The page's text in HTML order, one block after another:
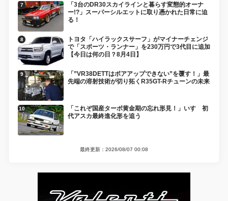
「3台のDR30スカイラインと暮らす変態的オーナ
ー!?」スーパーシルエットに取り憑かれた日常に迫
る！
トヨタ「ハイラックスサーフ」がマイナーチェンジ
で「スポーツ・ランナー」を230万円で3代目に追加
【今日は何の日？8月4日】
「”VR38DETTはボアアップできない”を覆す！」最
先端の溶射技術が切り拓くR35GT-Rチューンの未来
「これぞ国産ターボ黄金期の忘れ形見！」いすゞ初
代アスカ最終進化形を追う
最終更新：2026/08/07 00:08